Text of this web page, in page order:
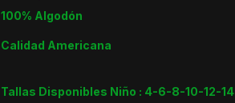
100% Algodón
Calidad Americana
Tallas Disponibles Niño : 4-6-8-10-12-14